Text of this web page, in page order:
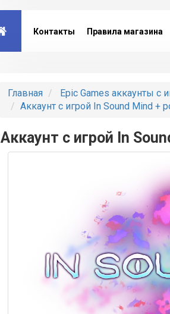
Контакты Правила магазина
Главная
Epic Games аккаунты с
Аккаунт с игрой In Sound Mind +
Аккаунт с игрой In